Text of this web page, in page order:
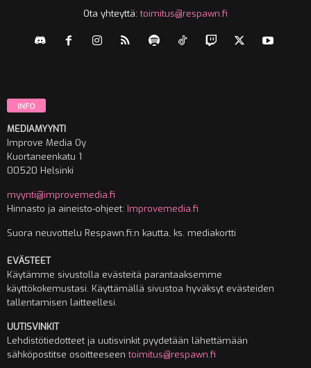
Ota yhteyttä:toimitus@respawn.fi
INFO
MEDIAMYYNTI
Improve Media Oy
Kuortaneenkatu 1
00520 Helsinki
myynti@improvemedia.fi
Hinnasto ja aineisto-ohjeet: Improvemedia.fi
Suora neuvottelu Respawn.fi:n kautta, ks. mediakortti
EVÄSTEET
Käytämme sivustolla evästeitä parantaaksemme
käyttökokemustasi. Käyttämällä sivustoa hyväksyt evästeiden
tallentamisen laitteellesi.
UUTISVINKIT
Lehdistötiedotteet ja uutisvinkit pyydetään lähettämään
sähköpostitse osoitteeseentoimitus@respawn.fi